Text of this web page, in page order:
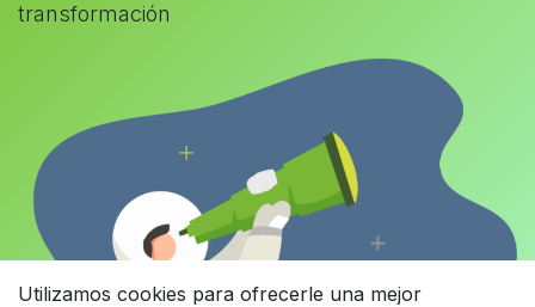
transformación
Utilizamos cookies para ofrecerle una mejor